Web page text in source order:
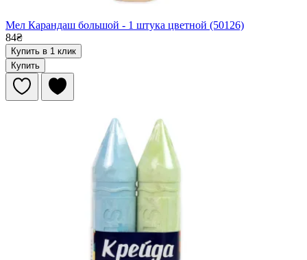
Мел Карандаш большой - 1 штука цветной (50126)
84₴
Купить в 1 клик
Купить